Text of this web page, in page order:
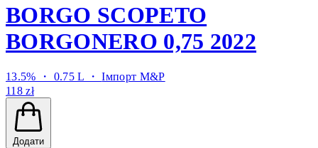
BORGO SCOPETO
BORGONERO 0,75 2022
13.5% ・ 0.75 L ・Імпорт M&P
118 zł
Додати